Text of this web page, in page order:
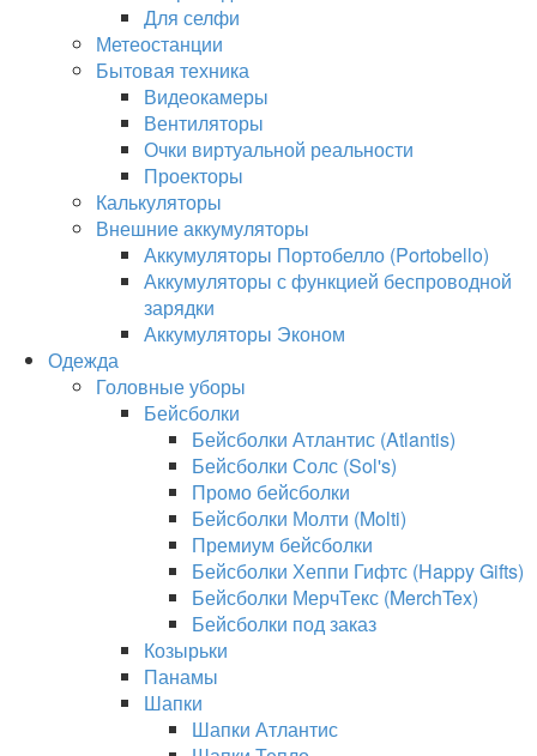
Для селфи
Метеостанции
Бытовая техника
Видеокамеры
Вентиляторы
Очки виртуальной реальности
Проекторы
Калькуляторы
Внешние аккумуляторы
Аккумуляторы Портобелло (Portobello)
Аккумуляторы с функцией беспроводной
зарядки
Аккумуляторы Эконом
Одежда
Головные уборы
Бейсболки
Бейсболки Атлантис (Atlantis)
Бейсболки Солс (Sol's)
Промо бейсболки
Бейсболки Молти (Molti)
Премиум бейсболки
Бейсболки Хеппи Гифтс (Happy Gifts)
Бейсболки МерчТекс (MerchTex)
Бейсболки под заказ
Козырьки
Панамы
Шапки
Шапки Атлантис